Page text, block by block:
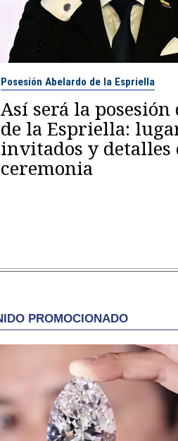
Posesión Abelardo de la Espriella
Así será la
de la Espriella:
invitados y detalles
ceremonia